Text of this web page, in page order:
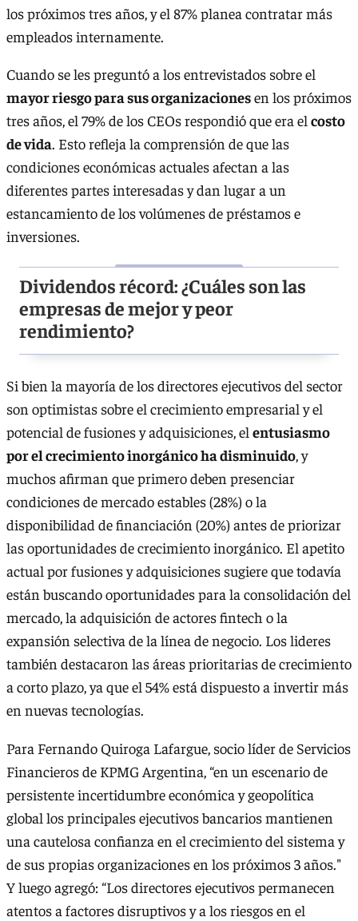
los próximos tres años, y el 87% planea contratar más
empleados internamente.
Cuando se les preguntó a los entrevistados sobre el
mayor riesgo para sus organizacionesen los próximos
tres años, el 79% de los CEOs respondió que era el costo
de vida. Esto refleja la comprensión de que las
condiciones económicas actuales afectan a las
diferentes partes interesadas y dan lugar a un
estancamiento de los volúmenes de préstamos e
inversiones.
Dividendos récord: ¿Cuáles son las
empresas de mejor y peor
rendimiento?
Si bien la mayoría de los directores ejecutivos del sector
son optimistas sobre el crecimiento empresarial y el
potencial de fusiones y adquisiciones, el entusiasmo
por el crecimiento inorgánico ha disminuido, y
muchos afirman que primero deben presenciar
condiciones de mercado estables (28%) o la
disponibilidad de financiación (20%) antes de priorizar
las oportunidades de crecimiento inorgánico. El apetito
actual por fusiones y adquisiciones sugiere que todavía
están buscando oportunidades para la consolidación del
mercado, la adquisición de actores fintech o la
expansión selectiva de la línea de negocio. Los lideres
también destacaron las áreas prioritarias de crecimiento
a corto plazo, ya que el 54% está dispuesto a invertir más
en nuevas tecnologías.
Para Fernando Quiroga Lafargue, socio líder de Servicios
Financieros de KPMG Argentina, “en un escenario de
persistente incertidumbre económica y geopolítica
global los principales ejecutivos bancarios mantienen
una cautelosa confianza en el crecimiento del sistema y
de sus propias organizaciones en los próximos 3 años."
Y luego agregó: “Los directores ejecutivos permanecen
atentos a factores disruptivos y a los riesgos en el